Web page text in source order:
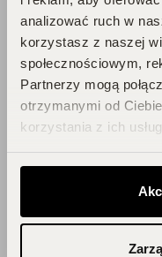
analizować ruch w
korzystasz z naszej
społecznościowym,
Partnerzy mogą
otrzymanymi od
korzystania z ich usług.
Blog
Zainspiruj się!
ZOBACZ WSZYSTKIE